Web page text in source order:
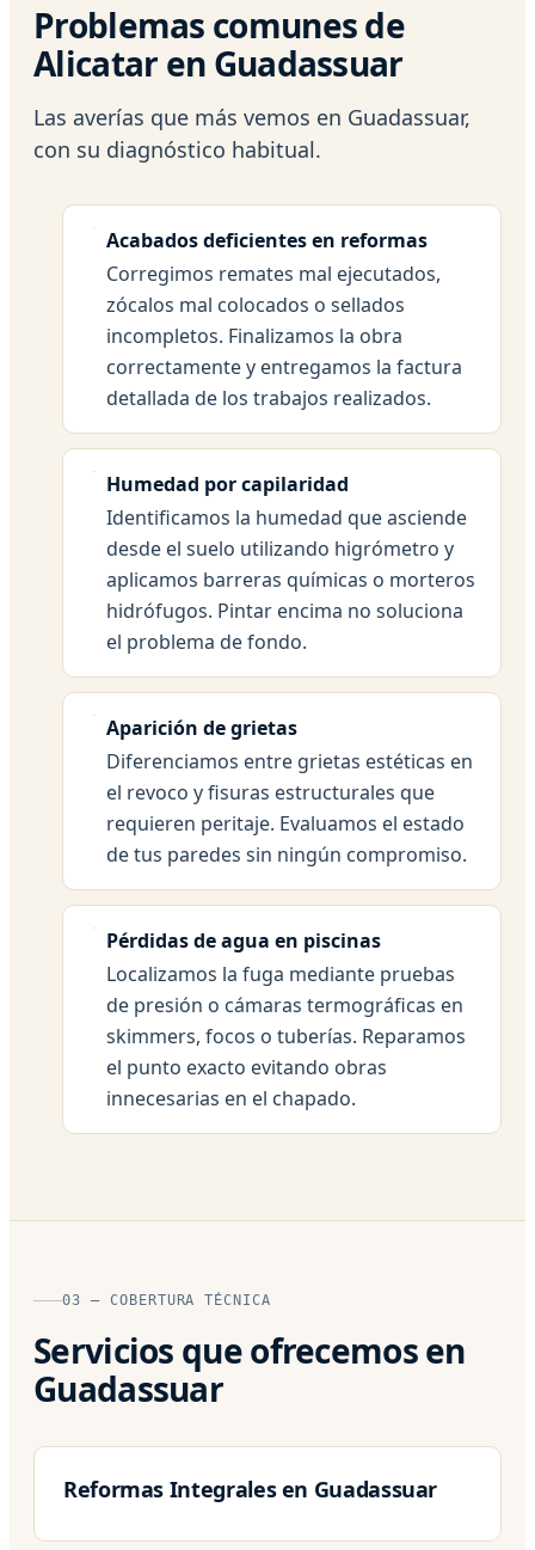
Problemas comunes de
Alicatar en Guadassuar
Las averías que más vemos en Guadassuar,
con su diagnóstico habitual.
Acabados deficientes en reformas
Corregimos remates mal ejecutados,
zócalos mal colocados o sellados
incompletos. Finalizamos la obra
correctamente y entregamos la factura
detallada de los trabajos realizados.
Humedad por capilaridad
Identificamos la humedad que asciende
desde el suelo utilizando higrómetro y
aplicamos barreras químicas o morteros
hidrófugos. Pintar encima no soluciona
el problema de fondo.
Aparición de grietas
Diferenciamos entre grietas estéticas en
el revoco y fisuras estructurales que
requieren peritaje. Evaluamos el estado
de tus paredes sin ningún compromiso.
Pérdidas de agua en piscinas
Localizamos la fuga mediante pruebas
de presión o cámaras termográficas en
skimmers, focos o tuberías. Reparamos
el punto exacto evitando obras
innecesarias en el chapado.
03 — COBERTURA TÉCNICA
Servicios que ofrecemos en
Guadassuar
Reformas Integrales en Guadassuar